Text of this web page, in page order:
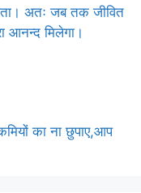
अतः जब तक जीवित
आनन्द मिलेगा।
का ना छुपाए,आप